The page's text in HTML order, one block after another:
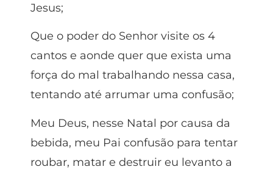
Jesus;
Que o poder do Senhor visite os 4
cantos e aonde quer que exista uma
força do mal trabalhando nessa casa,
tentando até arrumar uma confusão;
Meu Deus, nesse Natal por causa da
bebida, meu Pai confusão para tentar
roubar, matar e destruir eu levanto a